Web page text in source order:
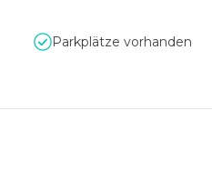
Parkplätze vorhanden